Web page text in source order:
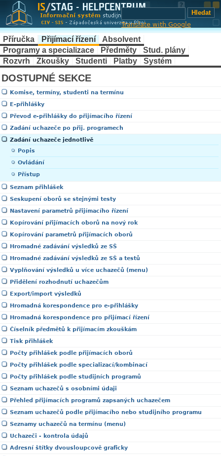
Translate with Google
Příručka Přijímací řízení
Absolvent
Programy a specializace
Předměty
Stud. plány
Rozvrh
Zkoušky Studenti Platby Systém
DOSTUPNÉ SEKCE
Komise, termíny, studenti na termínu
E-přihlášky
Převod e-přihlášky do přijímacího řízení
Zadání uchazeče po přij. programech
Zadání uchazeče jednotlivě
Popis
Ovládání
Přístup
Seznam přihlášek
Seskupení oborů se stejnými testy
Nastavení parametrů přijímacího řízení
Kopírování přijímacích oborů na nový rok
Kopírování parametrů přijímacích oborů
Hromadné zadávání výsledků ze SŠ
Hromadné zadávání výsledků ze SŠ a testů
Vyplňování výsledků u více uchazečů (menu)
Přidělení rozhodnutí uchazečům
Export/import výsledků
Hromadná korespondence pro e-přihlášky
Hromadná korespondence pro přijímací řízení
Číselník předmětů k přijímacím zkouškám
Tisk přihlášek
Počty přihlášek podle přijímacích oborů
Počty přihlášek podle specializací/kombinací
Počty přihlášek podle studijních programů
Seznam uchazečů s osobními údaji
Přehled přijímacích programů zapsaných uchazečem
Seznam uchazečů podle přijímacího nebo studijního programu
Seznamy uchazečů na termínu (menu)
Uchazeči - kontrola údajů
Adresní štítky dvousloupcově graficky